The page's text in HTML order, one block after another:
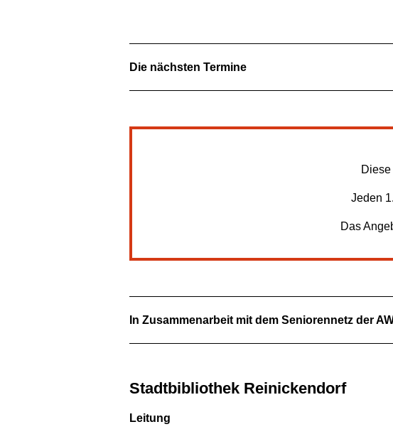
Die nächsten Termine
Jeden
Das
In Zusammenarbeit mit dem Seniorennetz der
Stadtbibliothek Reinickendorf
Leitung